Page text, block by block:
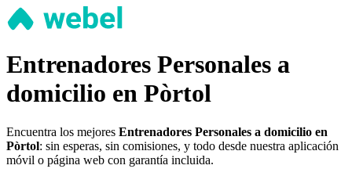
Entrenadores Personales a
domicilio en Pòrtol
Encuentra los mejores Entrenadores Personales a domicilio en
Pòrtol: sin esperas, sin comisiones, y todo desde nuestra aplicación
móvil o página web con garantía incluida.